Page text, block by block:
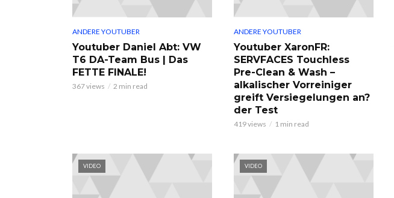
ANDERE YOUTUBER
Youtuber Daniel Abt: VW
T6 DA-Team Bus | Das
FETTE FINALE!
367 views 2 min read
ANDERE YOUTUBER
Youtuber XaronFR:
SERVFACES Touchless
Pre-Clean & Wash –
alkalischer Vorreiniger
greift Versiegelungen an?
der Test
419 views 1 min read
VIDEO VIDEO